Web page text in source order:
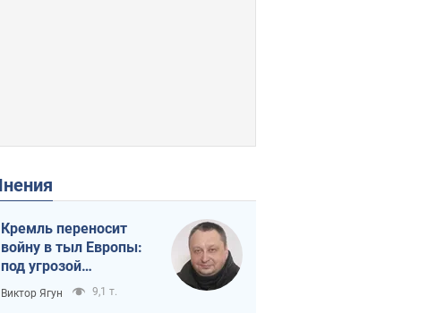
Мнения
Кремль переносит
войну в тыл Европы:
под угрозой
критическая
логистика
Виктор Ягун 9,1 т.